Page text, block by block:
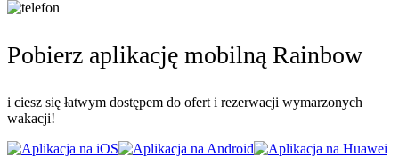
Pobierz aplikację mobilną Rainbow
i ciesz się łatwym dostępem do ofert i rezerwacji wymarzonych
wakacji!